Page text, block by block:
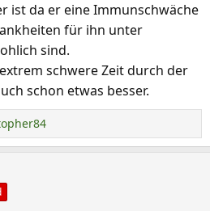
ist da er eine Immunschwäche
für ihn unter
sind.
schwere Zeit durch der
schon etwas besser.